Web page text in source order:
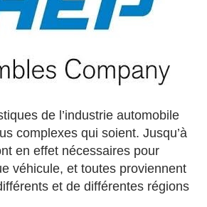
de l’industrie automobile
complexes qui soient. Jusqu’à
en effet nécessaires pour
véhicule, et toutes proviennent
et de différentes régions